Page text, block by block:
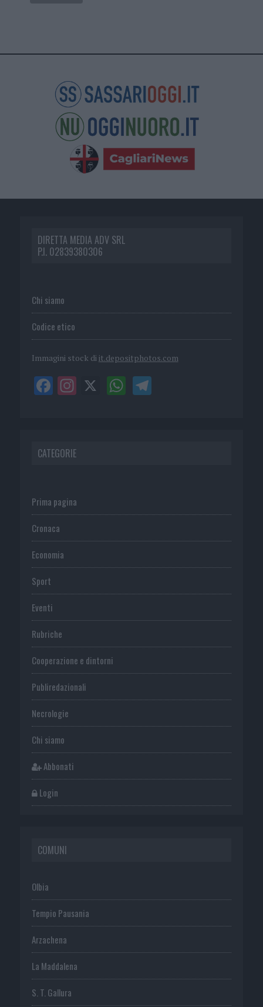
DIRETTA MEDIA ADV SRL
P.I. 02839380306
Chi siamo
Codice etico
Immagini stock di it.depositphotos.com
CATEGORIE
Prima pagina
Cronaca
Economia
Sport
Eventi
Rubriche
Cooperazione e dintorni
Publiredazionali
Necrologie
Chi siamo
Abbonati
Login
COMUNI
Olbia
Tempio Pausania
Arzachena
La Maddalena
S. T. Gallura